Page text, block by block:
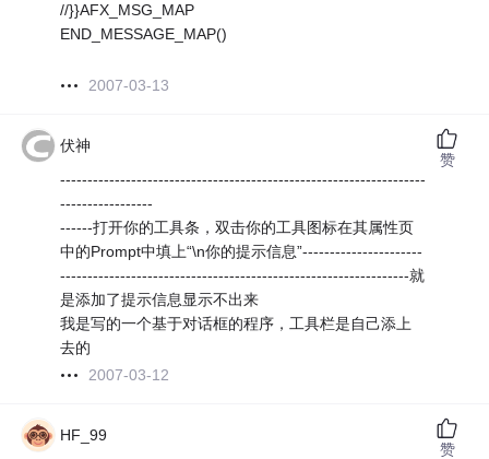
//}}AFX_MSG_MAP
END_MESSAGE_MAP()
2007-03-13
伏神
-------------------------------------------------------------------
-----------------
------打开你的工具条，双击你的工具图标在其属性页
中的Prompt中填上“\n你的提示信息”----------------------
----------------------------------------------------------------就
是添加了提示信息显示不出来
我是写的一个基于对话框的程序，工具栏是自己添上
去的
2007-03-12
赞
HF_99
赞